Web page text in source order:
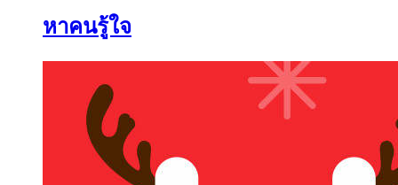
หาคนรู้ใจ